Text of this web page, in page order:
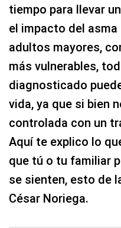
tiempo para llevar
el impacto del
adultos mayores,
más vulnerables,
diagnosticado
vida, ya que si bien
controlada con un
Aquí te explico lo
que tú o tu familiar
se sienten, esto de
César Noriega.